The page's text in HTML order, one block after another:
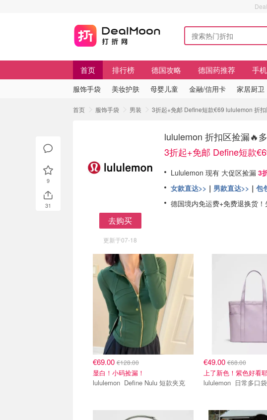
首页 排行榜 德国攻略 德国药推荐 手
服饰手袋 美妆护肤 母婴儿童 金融/信用卡 家居厨卫
首页 服饰手袋 男装 3折起+免邮 Define短款€69 lululemon 折
去购买
更新于07-18
lululemon 折扣区捡漏🔥
3折起+免邮 Define短款
Lululemon 现有 大促区捡漏 3
女款直达>> ｜ 男款直达>> ｜ 包
德国境内免运费+免费退换货
€69.00 €128.00
显白！小码捡漏！
lululemon Define Nulu 短款夹克
€49.00€68.00
上了新色！紫色好看
lululemon 日常
9
31